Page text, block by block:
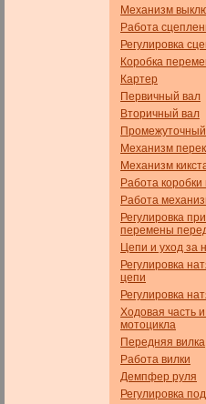
Механизм
Работа
Регулировка
Коробка
Картер
Первичный вал
Вторичный вал
Механизм
Механизм
Работа
Работа
Регулировка
перемены
Цепи и уход за
Регулировка
цепи
Регулировка
Ходовая часть
мотоцикла
Передняя вилка
Работа вилки
Демпфер руля
Регулировка